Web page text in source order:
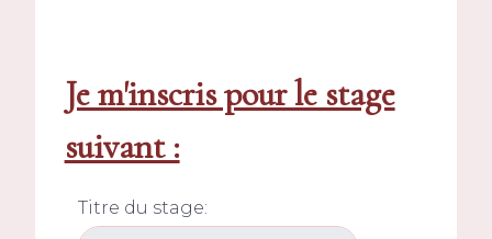
Je m'inscris pour le stage
suivant :
Titre du stage: